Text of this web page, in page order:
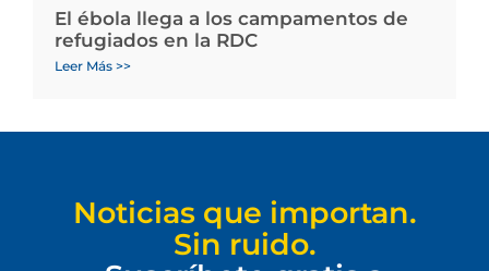
El ébola llega a los campamentos de
refugiados en la RDC
Leer Más >>
Noticias que importan.
Sin ruido.